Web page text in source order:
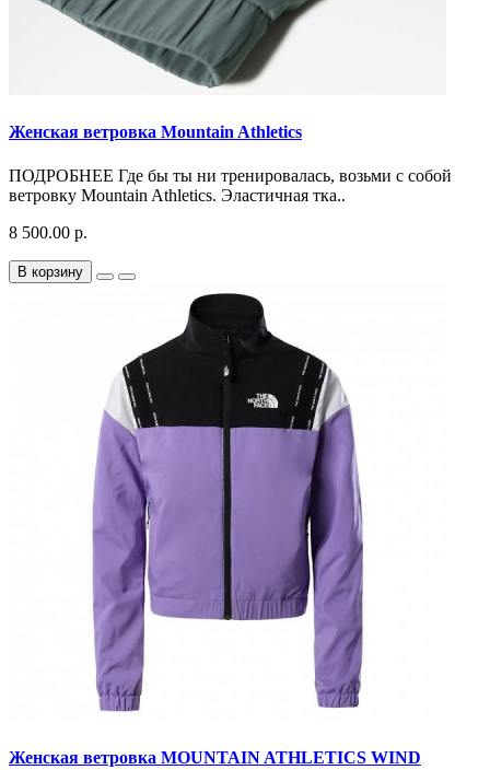
Женская ветровка Mountain Athletics
ПОДРОБНЕЕ Где бы ты ни тренировалась, возьми с собой
ветровку Mountain Athletics. Эластичная тка..
8 500.00 р.
В корзину
Женская ветровка MOUNTAIN ATHLETICS WIND